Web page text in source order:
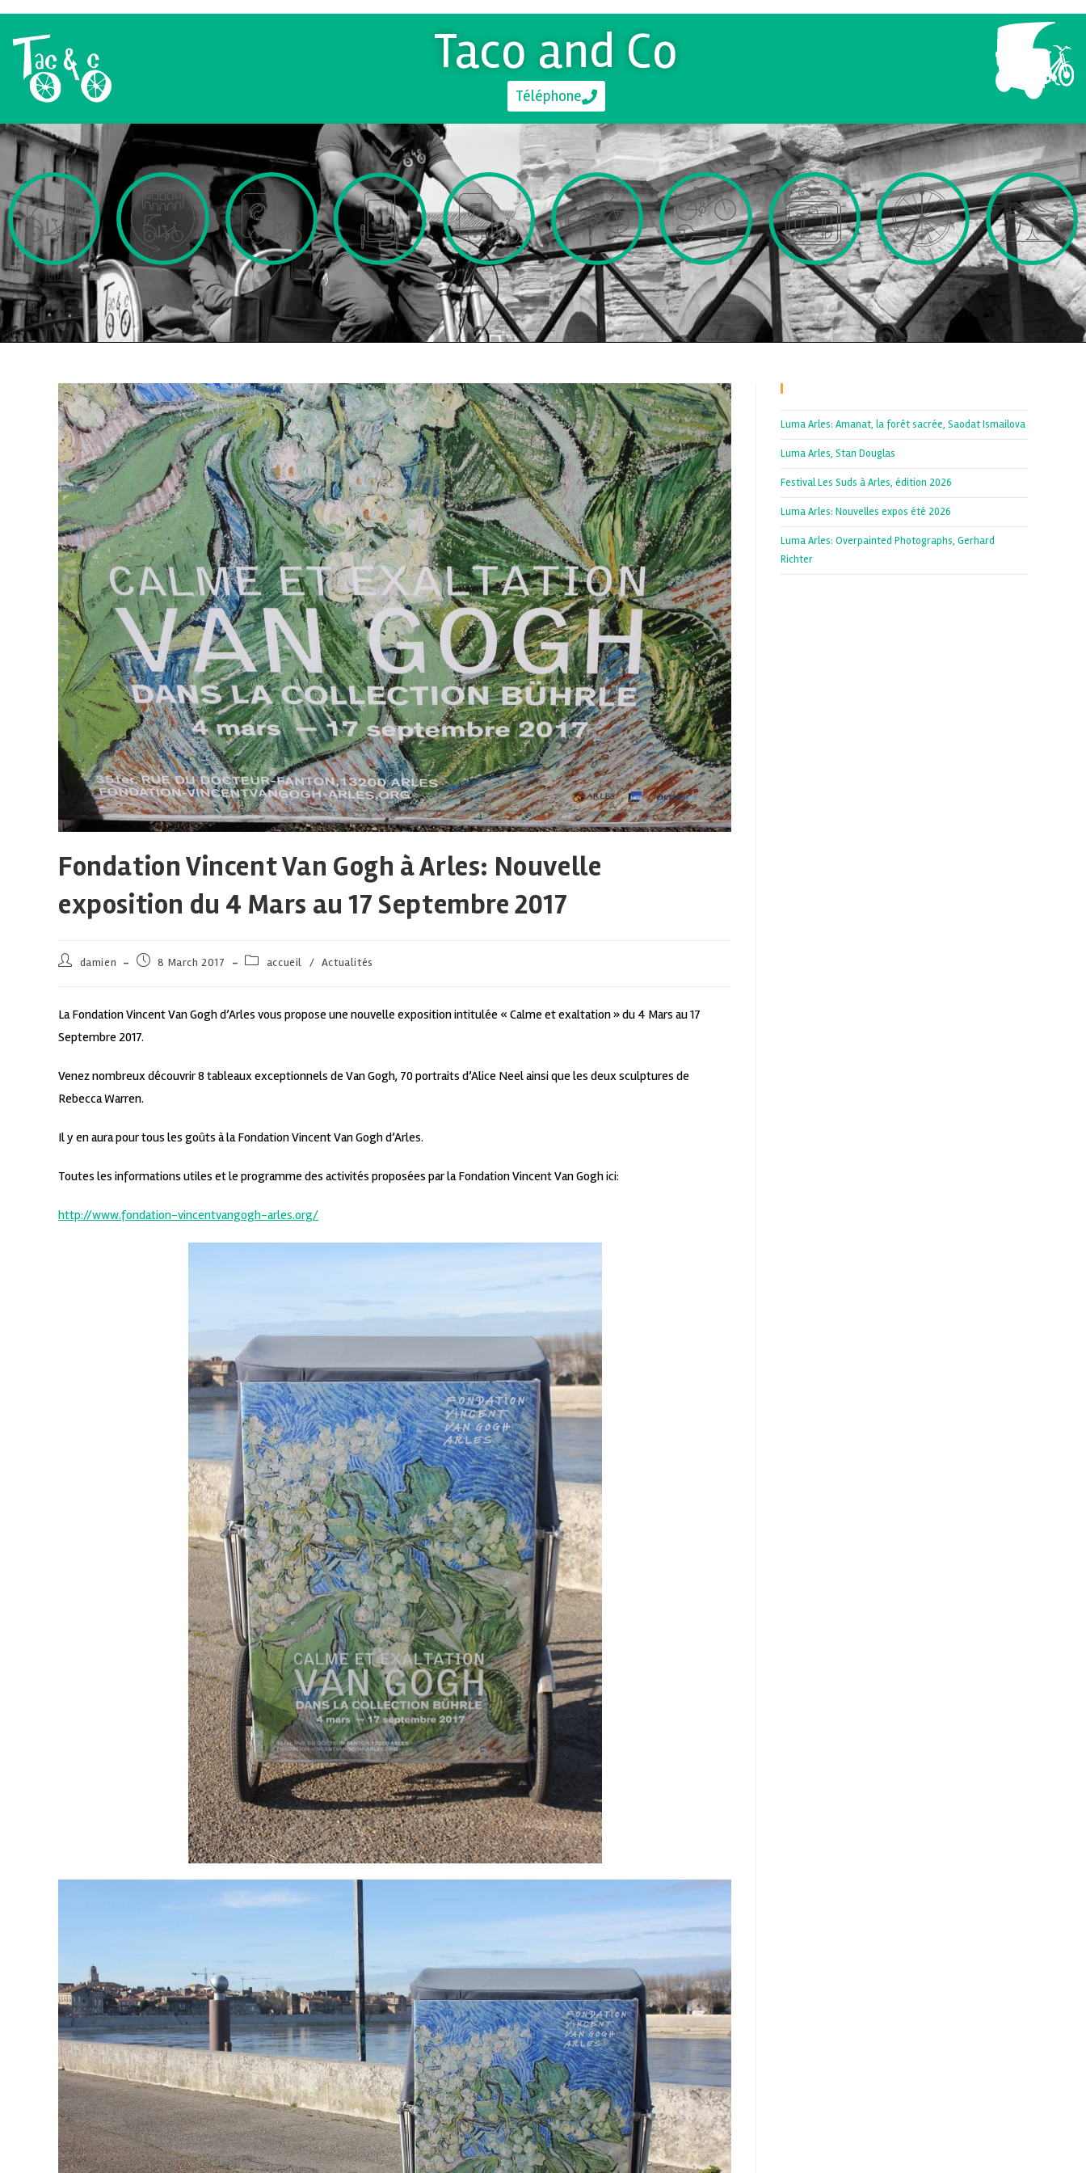
Taco and Co
Téléphone
Fondation Vincent Van Gogh à Arles: Nouvelle
exposition du 4 Mars au 17 Septembre 2017
damien 8 March 2017 accueil / Actualités
La Fondation Vincent Van Gogh d’Arles vous propose une nouvelle exposition intitulée « Calme et exaltation » du 4 Mars au 17
Septembre 2017.
Venez nombreux découvrir 8 tableaux exceptionnels de Van Gogh, 70 portraits d’Alice Neel ainsi que les deux sculptures de
Rebecca Warren.
Il y en aura pour tous les goûts à la Fondation Vincent Van Gogh d’Arles.
Toutes les informations utiles et le programme des activités proposées par la Fondation Vincent Van Gogh ici:
http://www.fondation-vincentvangogh-arles.org/
Luma Arles: Amanat, la forêt sacrée, Saodat Ismailova
Luma Arles, Stan Douglas
Festival Les Suds à Arles, édition 2026
Luma Arles: Nouvelles expos été 2026
Luma Arles: Overpainted Photographs, Gerhard
Richter